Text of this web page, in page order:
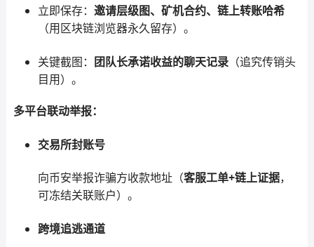
立即保存： 邀请层级图、矿机合约、链上转账哈希
（用区块链浏览器永久留存）。
关键截图： 团队长承诺收益的聊天记录（追究传销头
目用）。
多平台联动举报：
交易所封账号
向币安举报诈骗方收款地址（客服工单+链上证据，
可冻结关联账户）。
跨境追逃通道